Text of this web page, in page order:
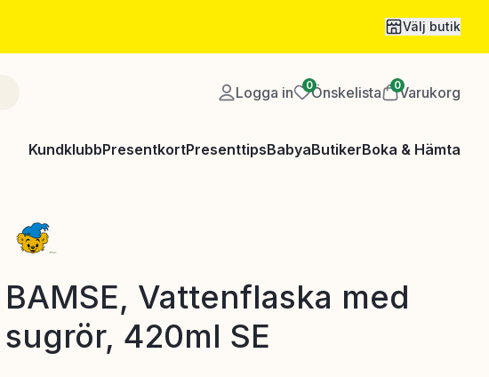
Välj butik
Logga in 0Önskelista 0Varukorg
KundklubbPresentkortPresenttipsBabyaButikerBoka & Hämta
BAMSE, Vattenflaska med
sugrör, 420ml SE